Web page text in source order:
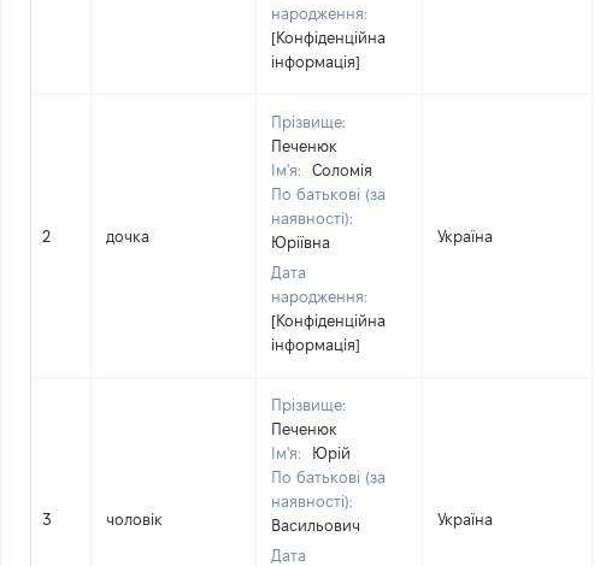
народження:
[Конфіденційна
інформація]
2 дочка
Прізвище:
Печенюк
Ім'я:
Соломія
По батькові (за
наявності):
Юріївна
Дата
народження:
[Конфіденційна
інформація]
Україна
3 чоловік
Прізвище:
Печенюк
Ім'я:
Юрій
По батькові (за
наявності):
Васильович
Дата
Україна